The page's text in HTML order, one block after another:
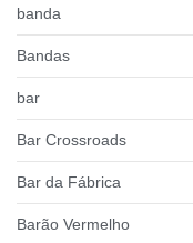
banda
Bandas
bar
Bar Crossroads
Bar da Fábrica
Barão Vermelho